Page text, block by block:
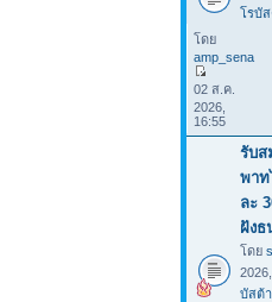
โรบั
โดย
amp_sena
02 ส.ค.
2026,
16:55
รับส
พาท
ละ
ฝังธ
โดย
บัสต้า